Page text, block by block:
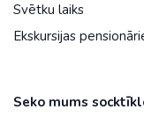
Svētku laiks
Ekskursijas
Seko mums